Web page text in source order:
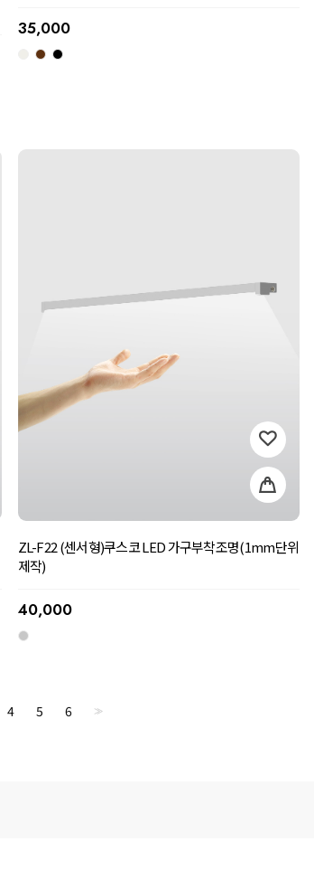
35,000
ZL-F22 (센서형)쿠스코 LED 가구부착조명(1mm단위
제작)
40,000
4 5 6 >>